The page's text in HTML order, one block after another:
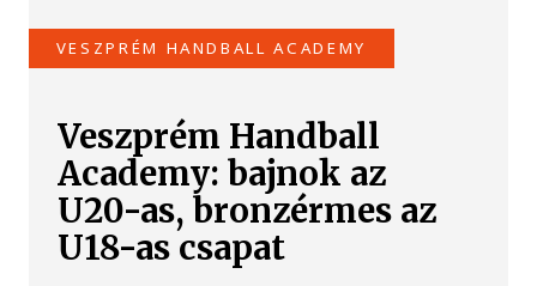
VESZPRÉM HANDBALL ACADEMY
Veszprém Handball
Academy: bajnok az
U20-as, bronzérmes az
U18-as csapat